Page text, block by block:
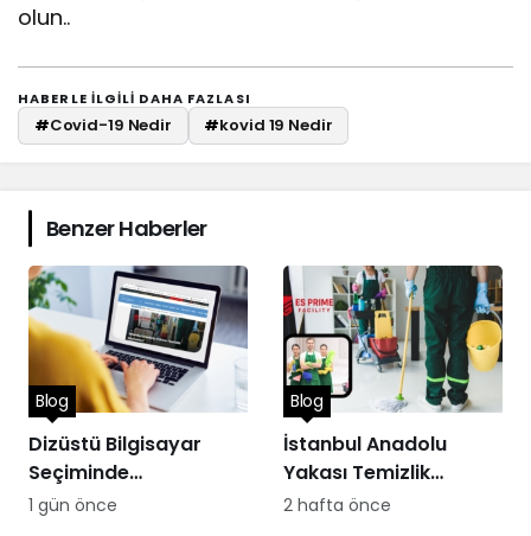
olun..
HABERLE ILGILI DAHA FAZLASI
#Covid-19 Nedir #kovid 19 Nedir
Benzer Haberler
Dizüstü Bilgisayar
Seçiminde
Performans
Blog
1 gün önce
İstanbul Anadolu
Yakası Temizlik
Hizmetleri
Blog
2 hafta önce